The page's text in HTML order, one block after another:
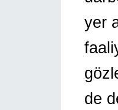
yer
de